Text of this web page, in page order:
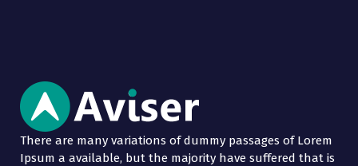
There are many variations of dummy passages of Lorem
Ipsum a available, but the majority have suffered that is